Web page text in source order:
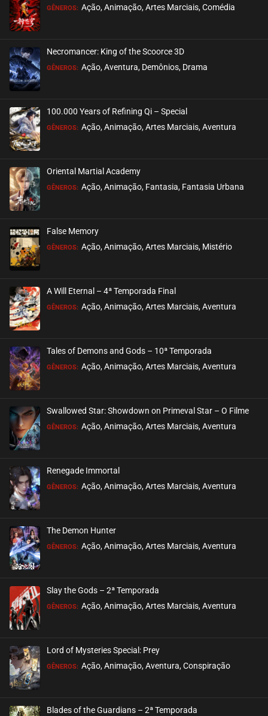
ASSISTIDO
ASSISTIDO
ASSISTIDO
GÊNEROS: Ação, Animação, Artes Marciais, Comédia
Necromancer: King of the Scoorce 3D
GÊNEROS: Ação, Aventura, Demônios, Drama
100.000 Years of Refining Qi – Special
GÊNEROS: Ação, Animação, Artes Marciais, Aventura
Oriental Martial Academy
GÊNEROS: Ação, Animação, Fantasia, Fantasia Urbana
False Memory
GÊNEROS: Ação, Animação, Artes Marciais, Mistério
A Will Eternal – 4ª Temporada Final
GÊNEROS: Ação, Animação, Artes Marciais, Aventura
Tales of Demons and Gods – 10ª Temporada
GÊNEROS: Ação, Animação, Artes Marciais, Aventura
Swallowed Star: Showdown on Primeval Star – O Filme
GÊNEROS: Ação, Animação, Artes Marciais, Aventura
Renegade Immortal
GÊNEROS: Ação, Animação, Artes Marciais, Aventura
The Demon Hunter
GÊNEROS: Ação, Animação, Artes Marciais, Aventura
Slay the Gods – 2ª Temporada
GÊNEROS: Ação, Animação, Artes Marciais, Aventura
Lord of Mysteries Special: Prey
GÊNEROS: Ação, Animação, Aventura, Conspiração
Blades of the Guardians – 2ª Temporada